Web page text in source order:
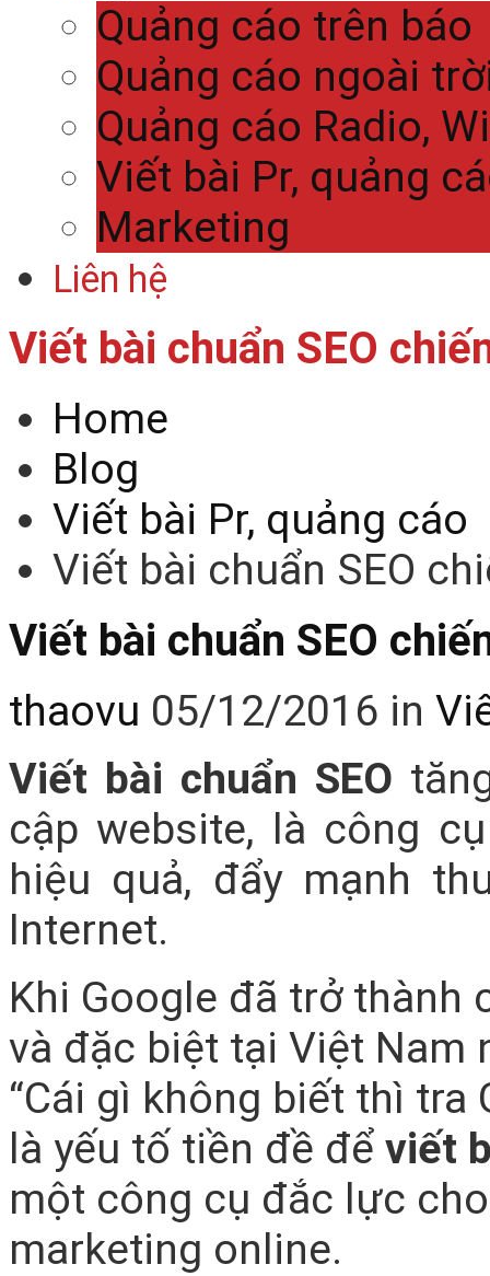
Quảng cáo trên báo
Quảng cáo ngoài
Quảng cáo Radio,
Viết bài Pr, quảng
Marketing
Liên hệ
Viết bài chuẩn SEO
Home
Blog
Viết bài Pr, quảng cáo
Viết bài chuẩn SEO
Viết bài chuẩn SEO
thaovu 05/12/2016 in
Viết bài chuẩn SEO
cập website, là công
hiệu quả, đẩy mạnh
Internet.
Khi Google đã trở thành
và đặc biệt tại Việt Nam
“Cái gì không biết thì tra
là yếu tố tiền đề để viết
một công cụ đắc lực
marketing online.